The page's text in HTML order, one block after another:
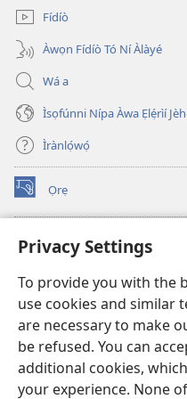
Privacy Settings
To provide you with the
use cookies and similar
are necessary to make
be refused. You can
additional cookies,
your experience. None
Fídíò
Àwọn Fídíò Tó Ní Àlàyé
Wá a
Ìsọfúnni Nípa Àwa Ẹlẹ́rìí
Ìrànlọ́wọ́
Ọrẹ
(opens
new
ÀKÁ ÌWÉ ORÍ ÍŃTÁNẸ́Ẹ̀TÌ
(opens
window)JW Hub
(opens
new
window)JW Library
Watchtower Library ®